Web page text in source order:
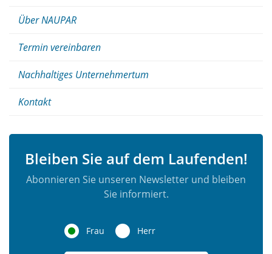
Über NAUPAR
Termin vereinbaren
Nachhaltiges Unternehmertum
Kontakt
Bleiben Sie auf dem Laufenden!
Abonnieren Sie unseren Newsletter und bleiben
Sie informiert.
Frau Herr